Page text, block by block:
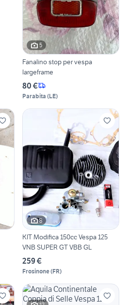
5
Fanalino stop per vespa
largeframe
80 €
Parabita (LE)
8
KIT Modifica 150cc Vespa 125
VNB SUPER GT VBB GL
259 €
Frosinone(FR)